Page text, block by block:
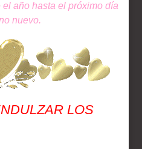
año hasta el próximo día
nuevo.
LOS